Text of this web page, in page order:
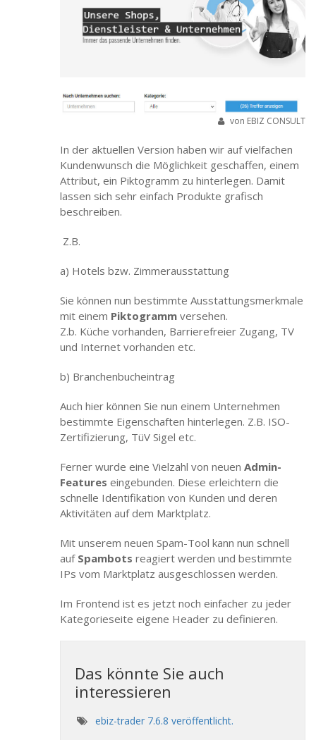
von EBIZ CONSULT
In der aktuellen Version haben wir auf vielfachen
Kundenwunsch die Möglichkeit geschaffen, einem
Attribut, ein Piktogramm zu hinterlegen. Damit
lassen sich sehr einfach Produkte grafisch
beschreiben.
Z.B.
a) Hotels bzw. Zimmerausstattung
Sie können nun bestimmte Ausstattungsmerkmale
mit einem Piktogramm versehen.
Z.b. Küche vorhanden, Barrierefreier Zugang, TV
und Internet vorhanden etc.
b) Branchenbucheintrag
Auch hier können Sie nun einem Unternehmen
bestimmte Eigenschaften hinterlegen. Z.B. ISO-
Zertifizierung, TüV Sigel etc.
Ferner wurde eine Vielzahl von neuen Admin-
Features eingebunden. Diese erleichtern die
schnelle Identifikation von Kunden und deren
Aktivitäten auf dem Marktplatz.
Mit unserem neuen Spam-Tool kann nun schnell
auf Spambots reagiert werden und bestimmte
IPs vom Marktplatz ausgeschlossen werden.
Im Frontend ist es jetzt noch einfacher zu jeder
Kategorieseite eigene Header zu definieren.
Das könnte Sie auch
interessieren
ebiz-trader 7.6.8 veröffentlicht.